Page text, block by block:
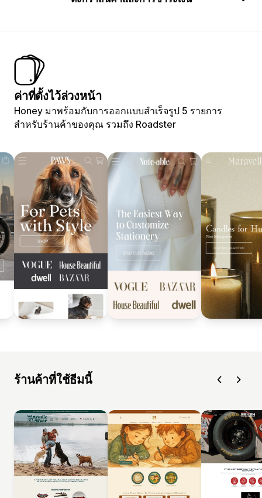
ค่าที่ตั้งไว้ล่วงหน้า
Honey มาพร้อมกับการออกแบบสำเร็จรูป 5 รายการ
สำหรับร้านค้าของคุณ รวมถึง Roadster
ร้านค้าที่ใช้ธีมนี้